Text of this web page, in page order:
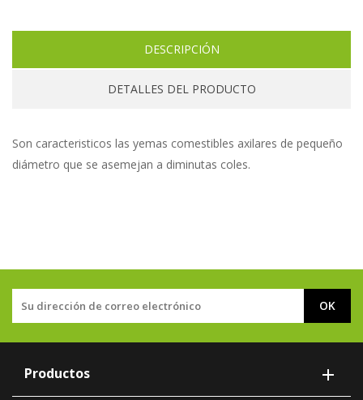
DESCRIPCIÓN
DETALLES DEL PRODUCTO
Son caracteristicos las yemas comestibles axilares de pequeño
diámetro que se asemejan a diminutas coles.
Productos 